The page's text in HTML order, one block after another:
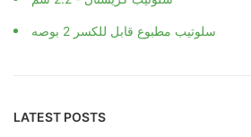
سلوتيب مطبوع قابل للكسر 2 بوصه
LATEST POSTS